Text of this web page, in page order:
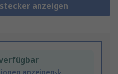
anzeigen
anzeigen